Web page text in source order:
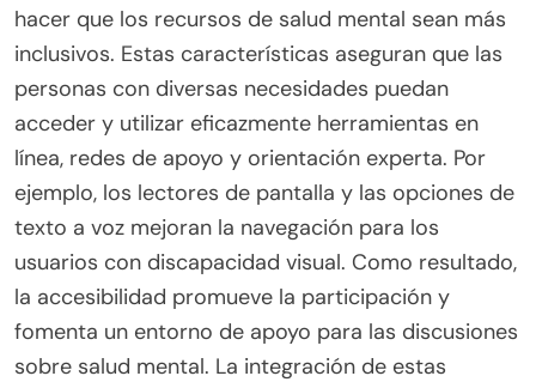
hacer que los recursos de salud mental sean más
inclusivos. Estas características aseguran que las
personas con diversas necesidades puedan
acceder y utilizar eficazmente herramientas en
línea, redes de apoyo y orientación experta. Por
ejemplo, los lectores de pantalla y las opciones de
texto a voz mejoran la navegación para los
usuarios con discapacidad visual. Como resultado,
la accesibilidad promueve la participación y
fomenta un entorno de apoyo para las discusiones
sobre salud mental. La integración de estas